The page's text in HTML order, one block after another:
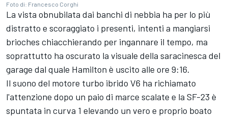
Foto di: Francesco Corghi
La vista obnubilata dai banchi di nebbia ha per lo più
distratto e scoraggiato i presenti, intenti a mangiarsi
brioches chiacchierando per ingannare il tempo, ma
soprattutto ha oscurato la visuale della saracinesca del
garage dal quale Hamilton è uscito alle ore 9:16.
Il suono del motore turbo ibrido V6 ha richiamato
l'attenzione dopo un paio di marce scalate e la SF-23 è
spuntata in curva 1 elevando un vero e proprio boato